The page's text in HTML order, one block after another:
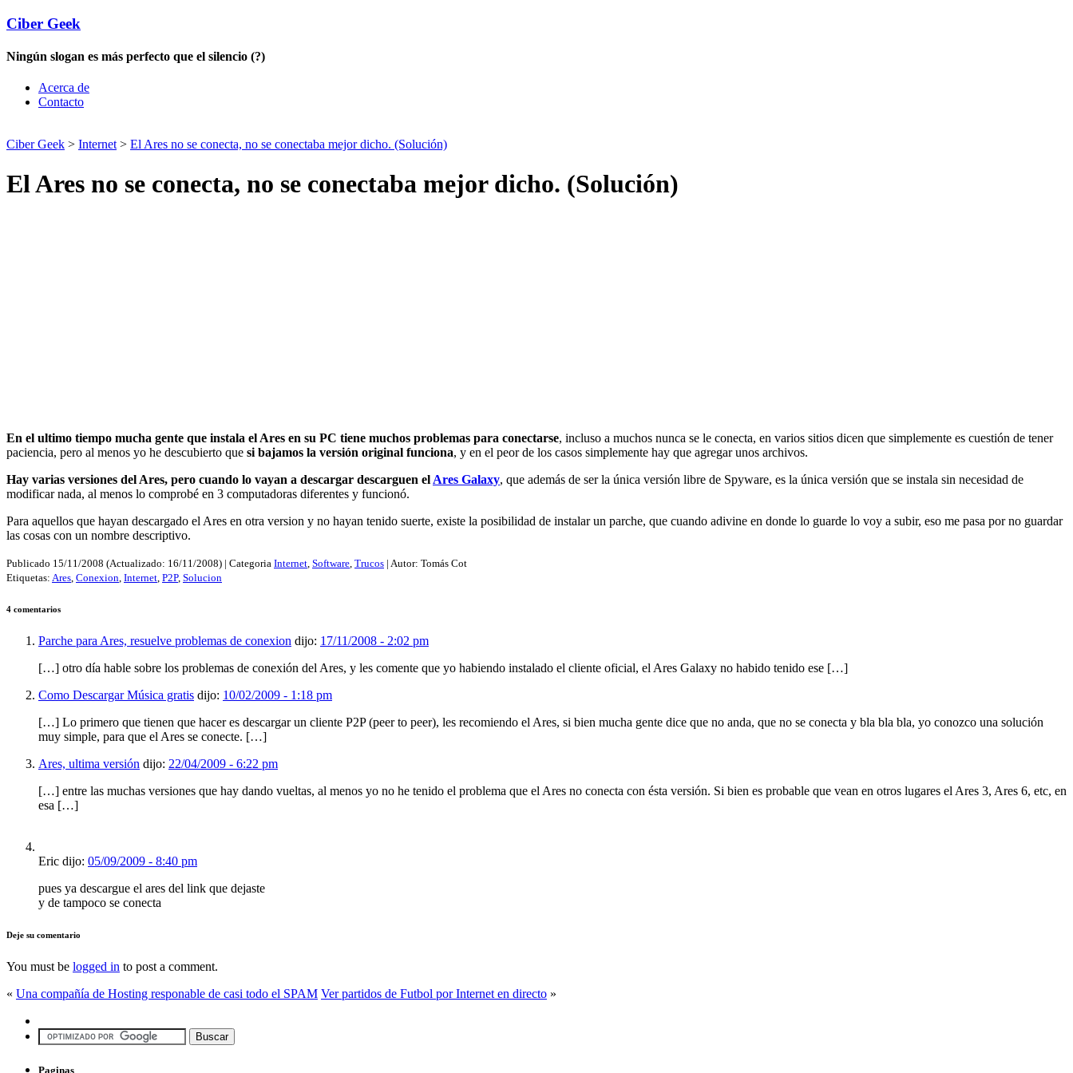
Ciber Geek
Ningún slogan es más perfecto que el silencio (?)
Acerca de
Contacto
Ciber Geek > Internet > El Ares no se conecta, no se conectaba mejor dicho. (Solución)
El Ares no se conecta, no se conectaba mejor dicho. (Solución)
En el ultimo tiempo mucha gente que instala el Ares en su PC tiene muchos problemas para conectarse, incluso a muchos nunca se le conecta, en varios sitios dicen que simplemente es cuestión de tener
paciencia, pero al menos yo he descubierto que si bajamos la versión original funciona, y en el peor de los casos simplemente hay que agregar unos archivos.
Hay varias versiones del Ares, pero cuando lo vayan a descargar descarguen el Ares Galaxy, que además de ser la única versión libre de Spyware, es la única versión que se instala sin necesidad de
modificar nada, al menos lo comprobé en 3 computadoras diferentes y funcionó.
Para aquellos que hayan descargado el Ares en otra version y no hayan tenido suerte, existe la posibilidad de instalar un parche, que cuando adivine en donde lo guarde lo voy a subir, eso me pasa por no guardar
las cosas con un nombre descriptivo.
Publicado 15/11/2008 (Actualizado: 16/11/2008) | Categoria Internet, Software, Trucos | Autor: Tomás Cot
Etiquetas: Ares, Conexion, Internet, P2P, Solucion
4 comentarios
Parche para Ares, resuelve problemas de conexion dijo: 17/11/2008 - 2:02 pm
[…] otro día hable sobre los problemas de conexión del Ares, y les comente que yo habiendo instalado el cliente oficial, el Ares Galaxy no habido tenido ese […]
Como Descargar Música gratis dijo: 10/02/2009 - 1:18 pm
[…] Lo primero que tienen que hacer es descargar un cliente P2P (peer to peer), les recomiendo el Ares, si bien mucha gente dice que no anda, que no se conecta y bla bla bla, yo conozco una solución
muy simple, para que el Ares se conecte. […]
Ares, ultima versión dijo: 22/04/2009 - 6:22 pm
[…] entre las muchas versiones que hay dando vueltas, al menos yo no he tenido el problema que el Ares no conecta con ésta versión. Si bien es probable que vean en otros lugares el Ares 3, Ares 6, etc, en
esa […]
Eric dijo: 05/09/2009 - 8:40 pm
pues ya descargue el ares del link que dejaste
y de tampoco se conecta
Deje su comentario
You must be logged in to post a comment.
« Una compañía de Hosting responable de casi todo el SPAM Ver partidos de Futbol por Internet en directo »
Paginas